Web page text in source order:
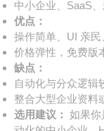
中小企业、SaaS
优点：
操作简单、UI 亲
价格弹性，免费版
缺点：
自动化与分众逻辑
整合大型企业资料
选用建议： 如果你